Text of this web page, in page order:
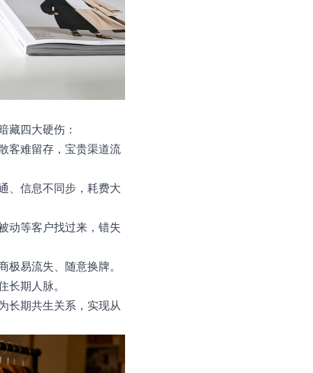
藏四大硬伤：
客难留存，宝贵渠道流
、信息不同步，耗费大
动等客户找过来，错失
易流失、随意换牌。
期人脉。
长期共生关系，实现从